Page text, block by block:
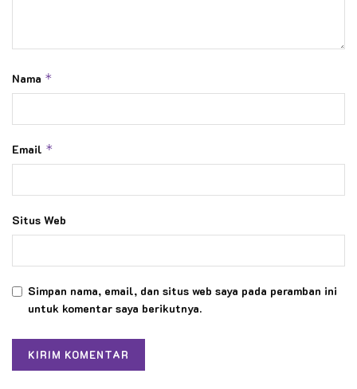
Nama *
Email *
Situs Web
Simpan nama, email, dan situs web saya pada peramban ini
untuk komentar saya berikutnya.